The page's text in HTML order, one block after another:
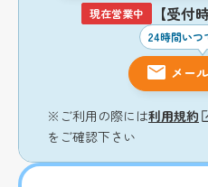
現在営業中 【受付
24時間いつ
メー
※ご利用の際には利用規約
をご確認下さい